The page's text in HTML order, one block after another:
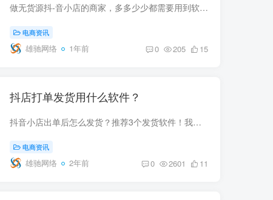
做无货源抖-音小店的商家，多多少少都需要用到软件去下单发货。在推荐软件之前，要提醒大家一件事，不要去多多下单发货。今年平台出了规定，非分销平台下单发货，是会被判定无货源违规的。而且...
电商资讯
雄驰网络 1年前 0 205 15
抖店打单发货用什么软件？
抖音小店出单后怎么发货？推荐3个发货软件！我是真没想到，居然还有这么多兄弟，不知道抖店怎么拍单发货啊？今天给你分享3个抖音小店一键拍单发货的工具，全部都支持全自动发货，非常方便。我们...
电商资讯
雄驰网络 2年前 0 2601 11